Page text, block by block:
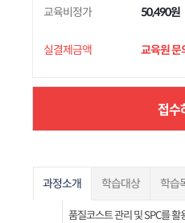
교육비정가 50,490원
실결제금액 교육원 문
접수
과정소개 학습대상 학습
품질코스트 관리 및 SPC를